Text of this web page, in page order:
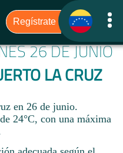
26 DE JUNIO
LA CRUZ
en 26 de junio.
24°C, con una máxima